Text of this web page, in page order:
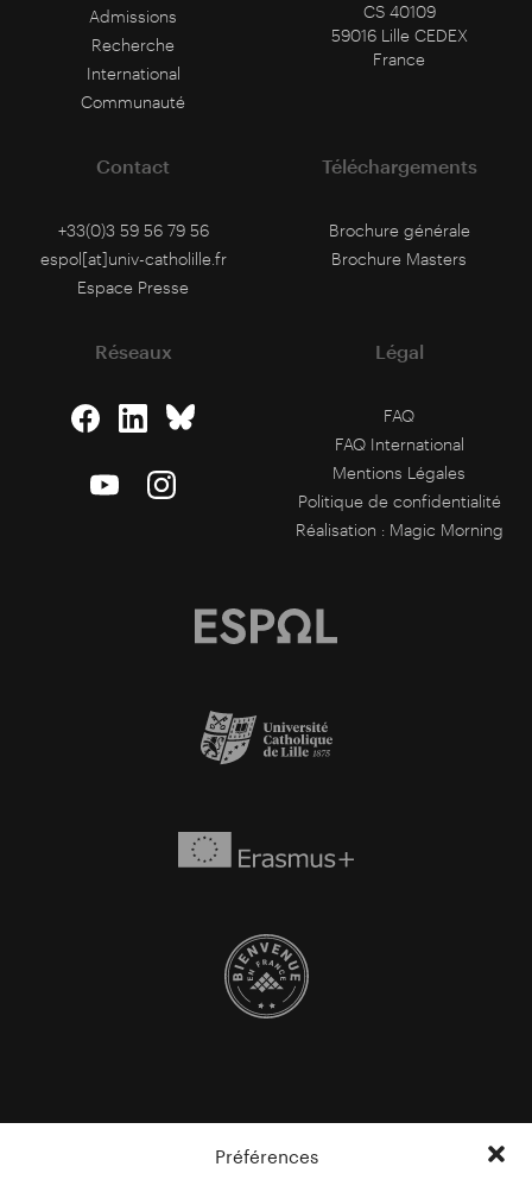
Préférences
Admissions
Recherche
International
Communauté
CS 40109
59016 Lille CEDEX
France
Contact
+33(0)3 59 56 79 56
espol[at]univ-catholille.fr
Espace Presse
Téléchargements
Brochure générale
Brochure Masters
Réseaux Légal
FAQ
FAQ International
Mentions Légales
Politique de confidentialité
Réalisation : Magic Morning